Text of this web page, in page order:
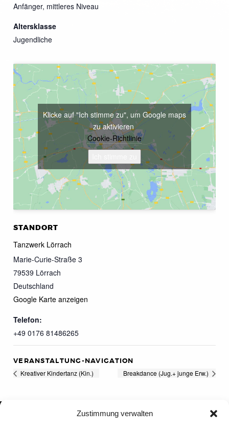
Zustimmung verwalten
Anfänger, mittleres Niveau
Altersklasse
Jugendliche
STANDORT
Tanzwerk Lörrach
Marie-Curie-Straße 3
79539 Lörrach
Deutschland
Google Karte anzeigen
Telefon:
+49 0176 81486265
Klicke auf "Ich stimme zu", um Google maps
zu aktivieren
Cookie-Richtlinie
VERANSTALTUNG-NAVIGATION
Kreativer Kindertanz (Kin.) Breakdance (Jug.+ junge Erw.)